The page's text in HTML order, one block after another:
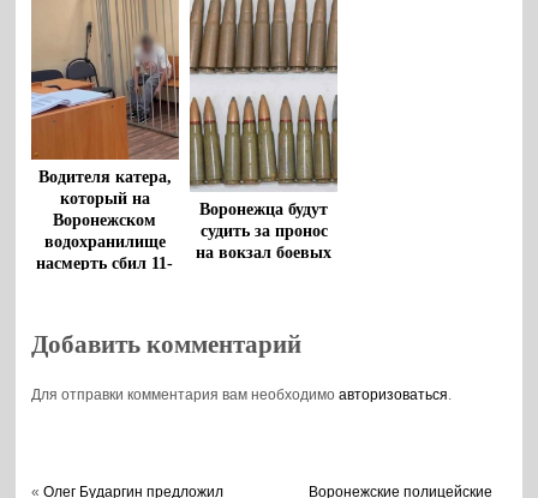
Водителя катера,
который на
Воронежском
водохранилище
насмерть сбил 11-
Воронежца будут
судить за пронос
на вокзал боевых
Добавить комментарий
Для отправки комментария вам необходимоавторизоваться
«Олег Бударгин предложил Воронежские полицейские